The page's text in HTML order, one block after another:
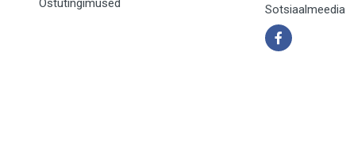
Ostutingimused
Sotsiaalmeedia